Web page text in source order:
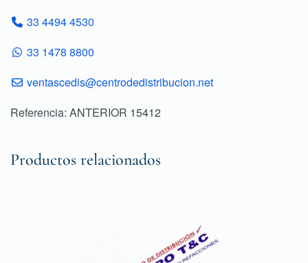
33 4494 4530
33 1478 8800
ventascedis@centrodedistribucion.net
Referencia: ANTERIOR 15412
Productos relacionados